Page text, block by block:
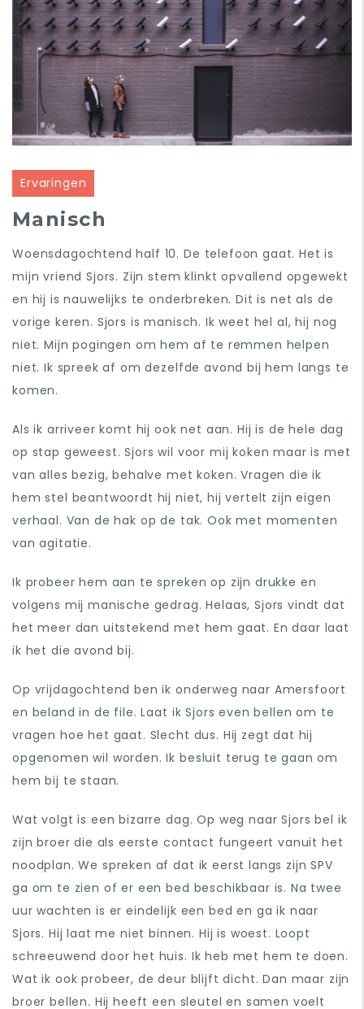
Ervaringen
Manisch
Woensdagochtend half 10. De telefoon gaat. Het is
mijn vriend Sjors. Zijn stem klinkt opvallend opgewekt
en hij is nauwelijks te onderbreken. Dit is net als de
vorige keren. Sjors is manisch. Ik weet hel al, hij nog
niet. Mijn pogingen om hem af te remmen helpen
niet. Ik spreek af om dezelfde avond bij hem langs te
komen.
Als ik arriveer komt hij ook net aan. Hij is de hele dag
op stap geweest. Sjors wil voor mij koken maar is met
van alles bezig, behalve met koken. Vragen die ik
hem stel beantwoordt hij niet, hij vertelt zijn eigen
verhaal. Van de hak op de tak. Ook met momenten
van agitatie.
Ik probeer hem aan te spreken op zijn drukke en
volgens mij manische gedrag. Helaas, Sjors vindt dat
het meer dan uitstekend met hem gaat. En daar laat
ik het die avond bij.
Op vrijdagochtend ben ik onderweg naar Amersfoort
en beland in de file. Laat ik Sjors even bellen om te
vragen hoe het gaat. Slecht dus. Hij zegt dat hij
opgenomen wil worden. Ik besluit terug te gaan om
hem bij te staan.
Wat volgt is een bizarre dag. Op weg naar Sjors bel ik
zijn broer die als eerste contact fungeert vanuit het
noodplan. We spreken af dat ik eerst langs zijn SPV
ga om te zien of er een bed beschikbaar is. Na twee
uur wachten is er eindelijk een bed en ga ik naar
Sjors. Hij laat me niet binnen. Hij is woest. Loopt
schreeuwend door het huis. Ik heb met hem te doen.
Wat ik ook probeer, de deur blijft dicht. Dan maar zijn
broer bellen. Hij heeft een sleutel en samen voelt